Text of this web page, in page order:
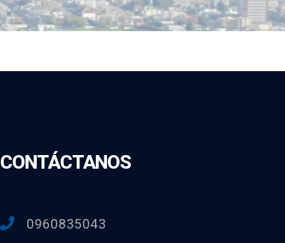
CONTÁCTANOS
0960835043